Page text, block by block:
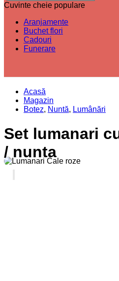
Cuvinte cheie populare
Aranjamente
Buchet flori
Cadouri
Funerare
Acasă
Magazin
Botez, Nuntă, Lumânări
Set lumanari
/ nunta